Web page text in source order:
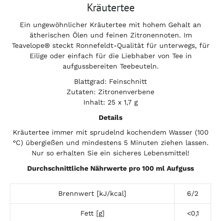
this
product
is
available:
Kräutertee
Ein ungewöhnlicher Kräutertee mit hohem Gehalt an
ätherischen Ölen und feinen Zitronennoten. Im
Teavelope® steckt Ronnefeldt-Qualität für unterwegs, für
Eilige oder einfach für die Liebhaber von Tee in
aufgussbereiten Teebeuteln.
Blattgrad: Feinschnitt
Zutaten: Zitronenverbene
Inhalt: 25 x 1,7 g
Details
Kräutertee immer mit sprudelnd kochendem Wasser (100
°C) übergießen und mindestens 5 Minuten ziehen lassen.
Nur so erhalten Sie ein sicheres Lebensmittel!
Durchschnittliche Nährwerte pro 100 ml Aufguss
Brennwert [kJ/kcal] 6/2
Fett [g] <0,1